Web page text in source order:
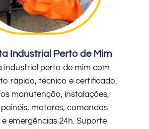
Industrial Perto de Mim
industrial perto de mim com
rápido, técnico e certificado.
manutenção, instalações,
motores, comandos
emergências 24h. Suporte